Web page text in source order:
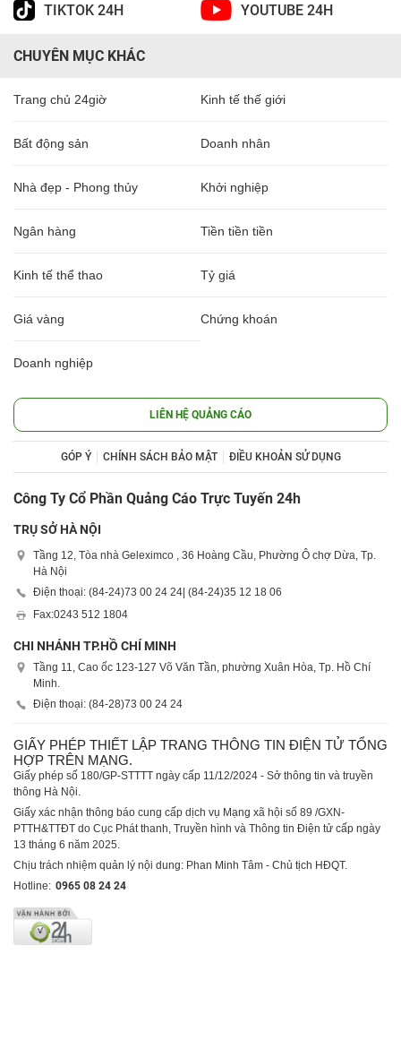
TIKTOK 24H YOUTUBE 24H
CHUYÊN MỤC KHÁC
Trang chủ 24giờ Kinh tế thế giới
Bất động sản Doanh nhân
Nhà đẹp - Phong thủy Khởi nghiệp
Ngân hàng Tiền tiền tiền
Kinh tế thể thao Tỷ giá
Giá vàng Chứng khoán
Doanh nghiệp
LIÊN HỆ QUẢNG CÁO
GÓP Ý CHÍNH SÁCH BẢO MẬT ĐIỀU KHOẢN SỬ DỤNG
Công Ty Cổ Phần Quảng Cáo Trực Tuyến 24h
TRỤ SỞ HÀ NỘI
Tầng 12, Tòa nhà Geleximco , 36 Hoàng Cầu, Phường Ô chợ Dừa, Tp.
Hà Nội
Điện thoại: (84-24)73 00 24 24 | (84-24)35 12 18 06
Fax:0243 512 1804
CHI NHÁNH TP.HỒ CHÍ MINH
Tầng 11, Cao ốc 123-127 Võ Văn Tần, phường Xuân Hòa, Tp. Hồ Chí
Minh.
Điện thoại: (84-28)73 00 24 24
GIẤY PHÉP THIẾT LẬP TRANG THÔNG TIN ĐIỆN TỬ TỔNG
HỢP TRÊN MẠNG.
Giấy phép số 180/GP-STTTT ngày cấp 11/12/2024 - Sở thông tin và truyền
thông Hà Nội.
Giấy xác nhận thông báo cung cấp dịch vụ Mạng xã hội số 89 /GXN-
PTTH&TTĐT do Cục Phát thanh, Truyền hình và Thông tin Điện tử cấp ngày
13 tháng 6 năm 2025.
Chịu trách nhiệm quản lý nội dung: Phan Minh Tâm - Chủ tịch HĐQT.
Hotline: 0965 08 24 24